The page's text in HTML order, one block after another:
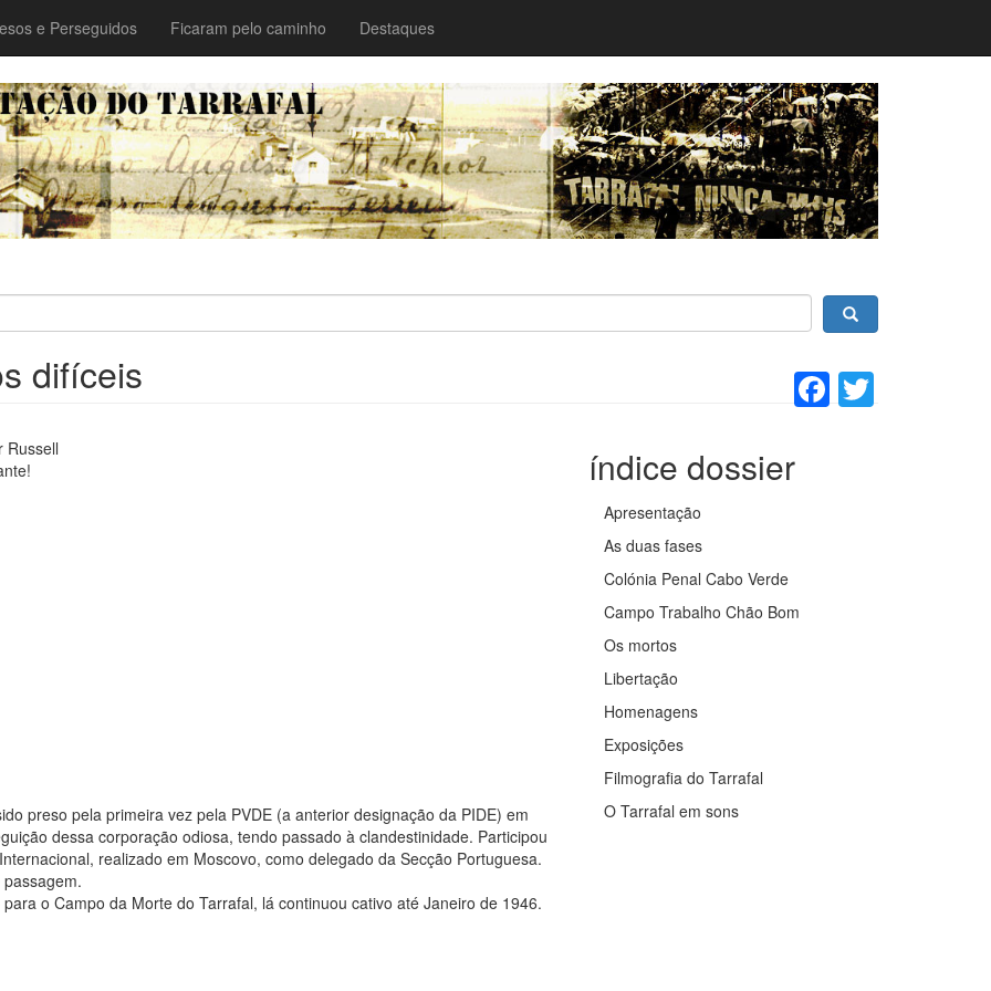
e Perseguidos Ficaram pelo caminho Destaques
Facebook
difíceis
Russell
preso pela primeira vez pela PVDE (a anterior designação da PIDE) em
dessa corporação odiosa, tendo passado à clandestinidade. Participou
realizado em Moscovo, como delegado da Secção Portuguesa.
o Campo da Morte do Tarrafal, lá continuou cativo até Janeiro de 1946.
índice dossier
Apresentação
As duas fases
Colónia Penal Cabo Verde
Campo Trabalho Chão Bom
Os mortos
Libertação
Homenagens
Exposições
Filmografia do Tarrafal
O Tarrafal em sons